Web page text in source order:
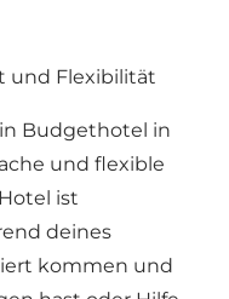
und Flexibilität
Budgethotel in
und flexible
ist
deines
kommen und